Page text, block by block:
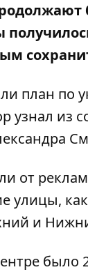
план по
узнал из
от
улицы,
и
было